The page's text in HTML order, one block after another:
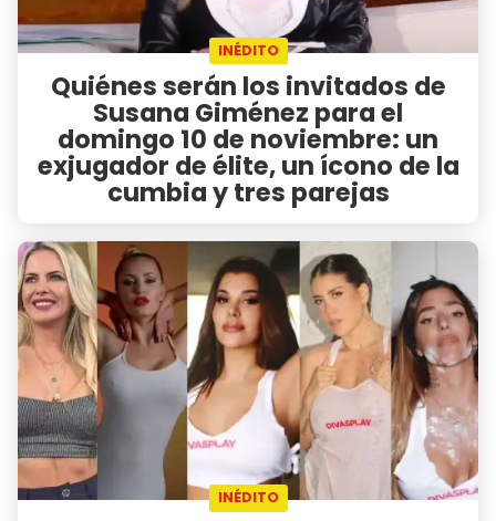
INÉDITO
Quiénes serán los invitados de
Susana Giménez para el
domingo 10 de noviembre: un
exjugador de élite, un ícono de la
cumbia y tres parejas
INÉDITO